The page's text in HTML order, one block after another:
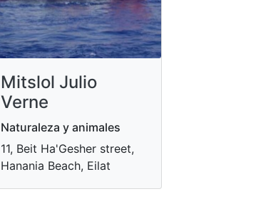
Mitslol Julio
Verne
Naturaleza y animales
11, Beit Ha'Gesher street,
Hanania Beach, Eilat